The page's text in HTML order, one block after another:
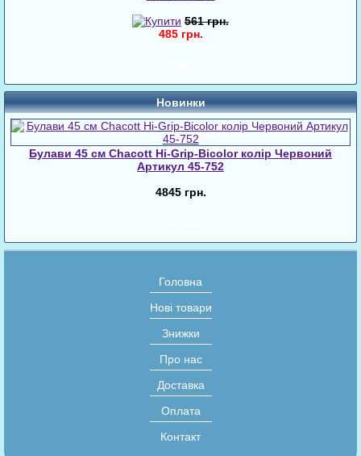
561 грн.
485 грн.
Новинки
Булави 45 cм Chacott Hi-Grip-Bicolor колір Червоний
Артикул 45-752
4845 грн.
Головна
Нові товари
Знижки
Про нас
Доставка
Оплата
Контакт